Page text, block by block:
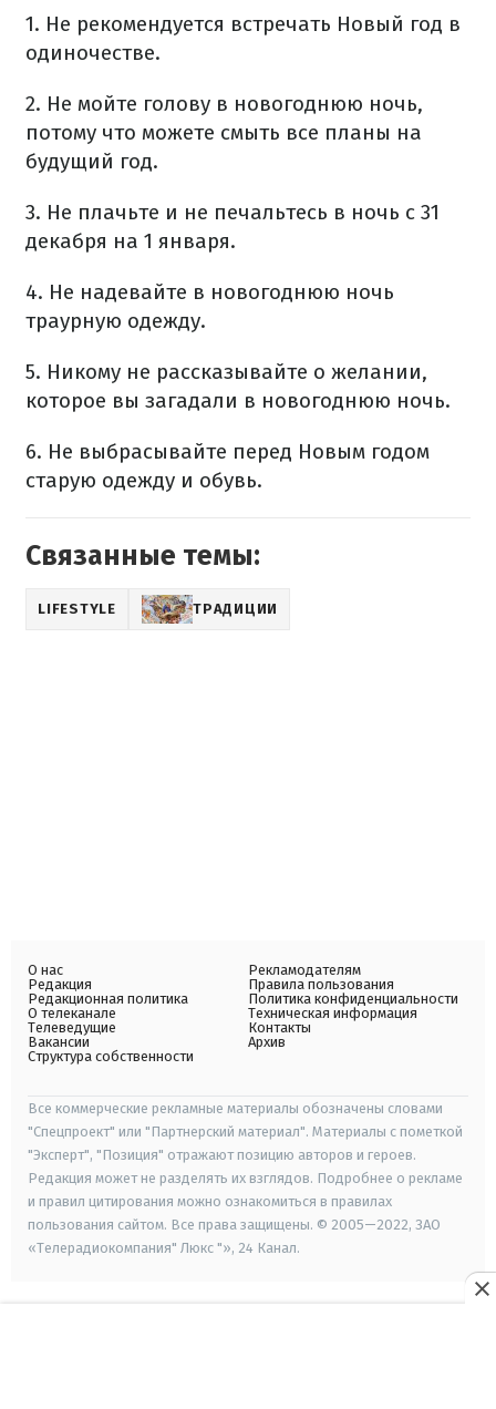
1. Не рекомендуется встречать Новый год в
одиночестве.
2. Не мойте голову в новогоднюю ночь,
потому что можете смыть все планы на
будущий год.
3. Не плачьте и не печальтесь в ночь с 31
декабря на 1 января.
4. Не надевайте в новогоднюю ночь
траурную одежду.
5. Никому не рассказывайте о желании,
которое вы загадали в новогоднюю ночь.
6. Не выбрасывайте перед Новым годом
старую одежду и обувь.
Связанные темы:
LIFESTYLE ТРАДИЦИИ
О нас
Редакция
Редакционная политика
О телеканале
Телеведущие
Вакансии
Структура собственности
Рекламодателям
Правила пользования
Политика конфиденциальности
Техническая информация
Контакты
Архив
Все коммерческие рекламные материалы обозначены словами
"Спецпроект" или "Партнерский материал". Материалы с пометкой
"Эксперт", "Позиция" отражают позицию авторов и героев.
Редакция может не разделять их взглядов. Подробнее о рекламе
и правил цитирования можно ознакомиться в правилах
пользования сайтом. Все права защищены. © 2005—2022, ЗАО
«Телерадиокомпания" Люкс "», 24 Канал.